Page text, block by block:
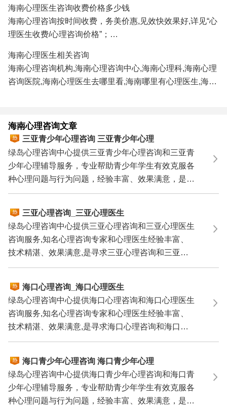
4.海南职场心理咨询：人际关系、职场压力、职业规划、情
绪调节、心理辅导等；
5.海南性心理咨询：青春期性教育、性心理障碍、以及心理
便地得到心理医生专家专业有效的心理咨询服务。
正式系统的心理咨询服务需要提前预约,详见"心理医生预约/
心理咨询流程"；
海南心理医生咨询收费价格多少钱
海南心理咨询按时间收费，务美价惠,见效快效果好,详见“心
理医生收费/心理咨询价格”；
86433196 13306538268
海南心理医生相关咨询
海南心理咨询机构,海南心理咨询中心,海南心理科,海南心理
咨询医院,海南心理医生去哪里看,海南哪里有心理医生,海南
海南心理咨询文章
三亚青少年心理咨询 三亚青少年心理
辅导 三亚青少年心理专家
绿岛心理咨询中心提供三亚青少年心理咨询和三亚青
少年心理辅导服务，专业帮助青少年学生有效克服各
种心理问题与行为问题，经验丰富、效果满意，是您
寻求三亚...
三亚心理咨询_三亚心理医生
绿岛心理咨询中心提供三亚心理咨询和三亚心理医生
咨询服务,知名心理咨询专家和心理医生经验丰富、
技术精湛、效果满意,是寻求三亚心理咨询和三亚心
理医生咨询...
海口心理咨询_海口心理医生
绿岛心理咨询中心提供海口心理咨询和海口心理医生
咨询服务,知名心理咨询专家和心理医生经验丰富、
技术精湛、效果满意,是寻求海口心理咨询和海口心
理医生咨询...
海口青少年心理咨询 海口青少年心理
辅导 海口青少年心理专家
绿岛心理咨询中心提供海口青少年心理咨询和海口青
少年心理辅导服务，专业帮助青少年学生有效克服各
种心理问题与行为问题，经验丰富、效果满意，是您